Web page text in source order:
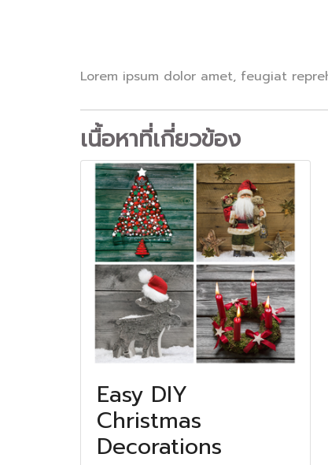
Lorem ipsum dolor amet, feugiat
เนื้อหาที่เกี่ยวข้อง
Easy DIY
Christmas
Decorations